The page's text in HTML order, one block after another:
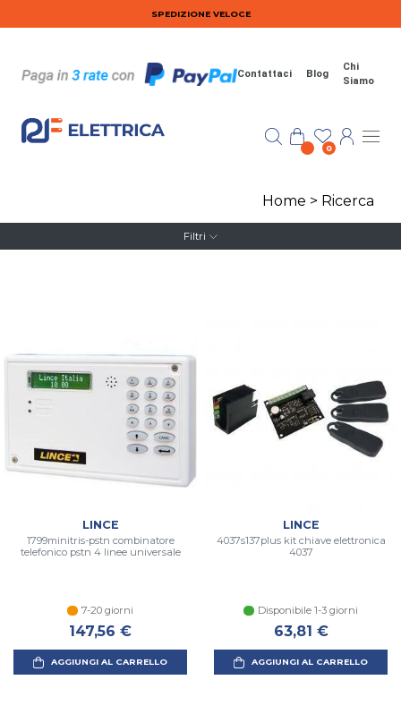
Salta al contenuto principaleSPEDIZIONE VELOCE
Contattaci Blog
Chi
Siamo
0
Home > Ricerca
Filtri
LINCE
1799minitris-pstn combinatore
telefonico pstn 4 linee universale
7-20 giorni
147,56 €
AGGIUNGI AL CARRELLO
LINCE
4037s137plus kit chiave elettronica
4037
Disponibile 1-3 giorni
63,81 €
AGGIUNGI AL CARRELLO